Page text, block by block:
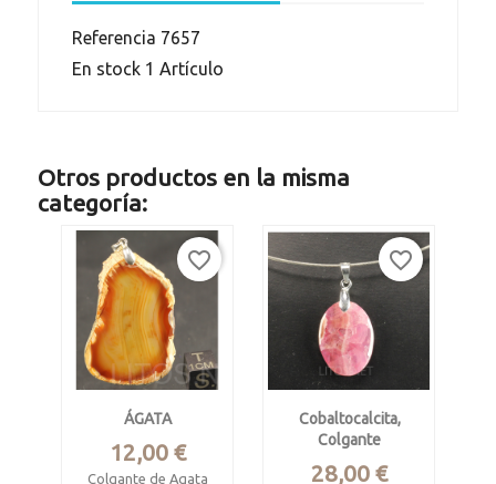
Referencia 7657
En stock 1 Artículo
Otros productos en la misma
categoría:
ÁGATA
Precio
12,00 €
Colgante de Agata
favorite_border
Cobaltocalcita,
Colgante
Precio
28,00 €
favorite_border